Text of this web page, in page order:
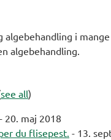
i
algebehandling.
see all)
- 20. maj 2018
du flisepest. - 13.